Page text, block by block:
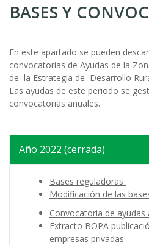
de
a
la
navegación
BASES Y
En este apartado se pueden
convocatorias de Ayudas de la
de la Estrategia de Desarrollo
Las ayudas de este periodo se
convocatorias anuales.
Año 2022 (cerrada)
Bases reguladoras
Modificación de las
Convocatoria de ayudas
Extracto BOPA
empresas privadas